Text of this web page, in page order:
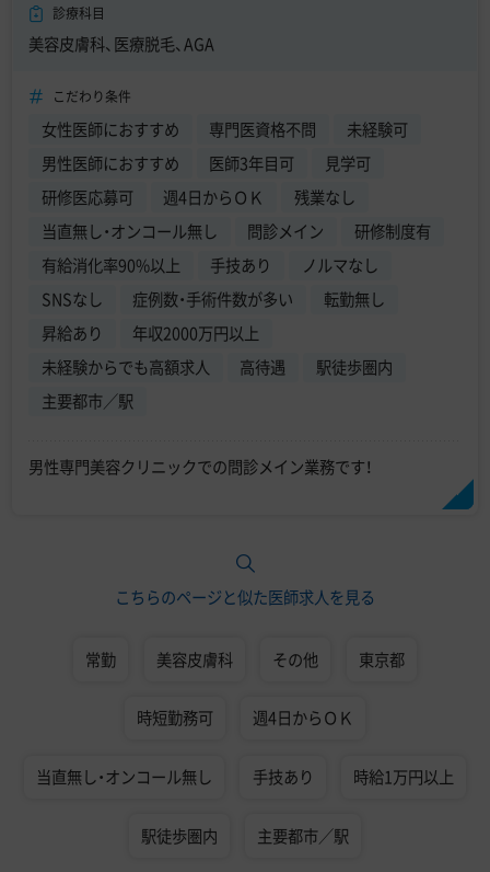
診療科目
美容皮膚科、医療脱毛、AGA
こだわり条件
女性医師におすすめ 専門医資格不問
未経験可
男性医師におすすめ
医師3年目可
見学可
研修医応募可
週4日からＯＫ
残業なし
当直無し・オンコール無し
問診メイン
研修制度有
有給消化率90%以上
手技あり
ノルマなし
SNSなし
症例数・手術件数が多い
転勤無し
昇給あり
年収2000万円以上
未経験からでも高額求人
高待遇
駅徒歩圏内
主要都市／駅
男性専門美容クリニックでの問診メイン業務です！
こちらのページと似た医師求人を見る
常勤 美容皮膚科 その他 東京都
時短勤務可 週4日からＯＫ
当直無し・オンコール無し 手技あり 時給1万円以上
駅徒歩圏内 主要都市／駅